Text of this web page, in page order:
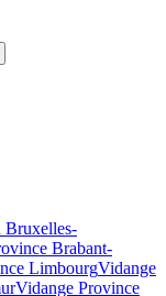
Bruxelles-
Brabant-
LimbourgVidange
Vidange Province